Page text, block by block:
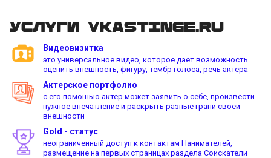
Услуги vkastinge.ru
Видеовизитка
это универсальное видео, которое дает возможность
оценить внешность, фигуру, тембр голоса, речь актера
Актерское портфолио
с его помошью актер может заявить о себе, произвести
нужное впечатление и раскрыть разные грани своей
внешности
Gold - статус
неограниченный доступ к контактам Нанимателей,
размещение на первых страницах раздела Соискатели